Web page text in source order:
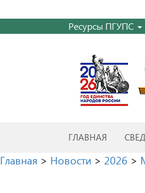
Ресурсы ПГУПС
ГЛАВНАЯ
Главная > Новости > 2026 >